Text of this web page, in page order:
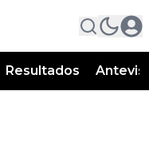
Resultados